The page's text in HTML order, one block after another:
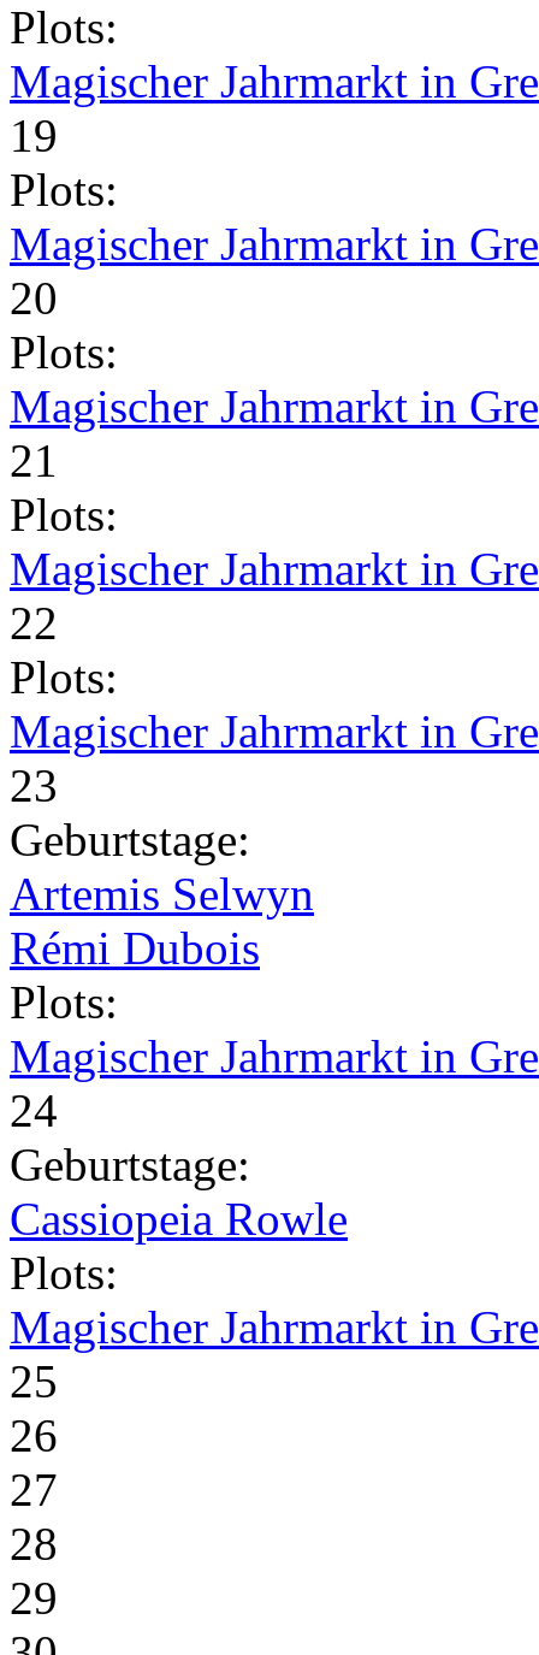
Plots:
Magischer Jahrmarkt in
19
Plots:
Magischer Jahrmarkt in
20
Plots:
Magischer Jahrmarkt in
21
Plots:
Magischer Jahrmarkt in
22
Plots:
Magischer Jahrmarkt in
23
Geburtstage:
Artemis Selwyn
Rémi Dubois
Plots:
Magischer Jahrmarkt in
24
Geburtstage:
Cassiopeia Rowle
Plots:
Magischer Jahrmarkt in
25
26
27
28
29